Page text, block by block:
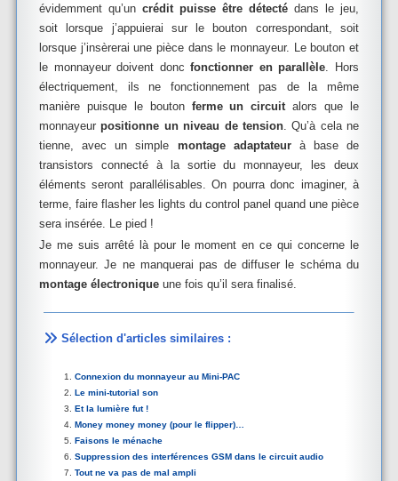
évidemment qu’un crédit puisse être détecté dans le jeu,
soit lorsque j’appuierai sur le bouton correspondant, soit
lorsque j’insèrerai une pièce dans le monnayeur. Le bouton et
le monnayeur doivent doncfonctionner en parallèle. Hors
électriquement, ils ne fonctionnement pas de la même
manière puisque le bouton ferme un circuitalors que le
monnayeurpositionne un niveau de tension. Qu’à cela ne
tienne, avec un simple montage adaptateurà base de
transistors connecté à la sortie du monnayeur, les deux
éléments seront parallélisables. On pourra donc imaginer, à
terme, faire flasher les lights du control panel quand une pièce
sera insérée. Le pied !
Je me suis arrêté là pour le moment en ce qui concerne le
monnayeur. Je ne manquerai pas de diffuser le schéma du
montage électronique une fois qu’il sera finalisé.
Sélection d'articles similaires :
Connexion du monnayeur au Mini-PAC
Le mini-tutorial son
Et la lumière fut !
Money money money (pour le flipper)…
Faisons le ménache
Suppression des interférences GSM dans le circuit audio
Tout ne va pas de mal ampli